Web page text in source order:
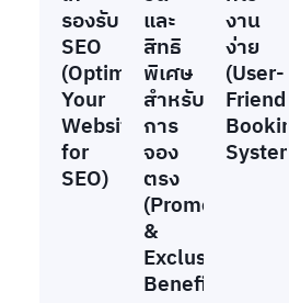
รองรับ
SEO
(Optimize
Your
Website
for
SEO)
และ
สิทธิ
พิเศษ
สำหรับ
การ
จอง
ตรง
(Promotions
&
Exclusive
Benefits)
งาน
ง่าย
(User-
Friendly
Booking
System)